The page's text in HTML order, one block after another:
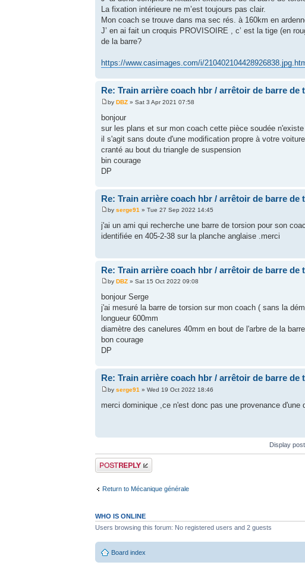
La fixation intérieure ne m’est toujours pas clair.
Mon coach se trouve dans ma sec rés. à 160km en
J’ en ai fait un croquis PROVISOIRE , c’ est la tige (en
de la barre?
https://www.casimages.com/i/
Re: Train arrière coach hbr / arrêtoir de barre de
by DBZ » Sat 3 Apr 2021 07:58
bonjour
sur les plans et sur mon coach cette pièce soudée n'existe
il s'agit sans doute d'une modification propre à votre
cranté au bout du triangle de suspension
bin courage
DP
Re: Train arrière coach hbr / arrêtoir de barre de
by serge91 » Tue 27 Sep 2022 14:45
j'ai un ami qui recherche une barre de torsion pour son
identifiée en 405-2-38 sur la planche anglaise .merci
Re: Train arrière coach hbr / arrêtoir de barre de
by DBZ » Sat 15 Oct 2022 09:08
bonjour Serge
j'ai mesuré la barre de torsion sur mon coach ( sans la
longueur 600mm
diamètre des canelures 40mm en bout de l'arbre de la barre
bon courage
DP
Re: Train arrière coach hbr / arrêtoir de barre de
by serge91 » Wed 19 Oct 2022 18:46
merci dominique ,ce n'est donc pas une provenance
Display
Post a reply
Return to Mécanique générale
WHO IS ONLINE
Users browsing this forum: No registered users and 2 guests
Board index